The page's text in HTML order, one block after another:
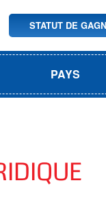
STATUT DE
PAYS